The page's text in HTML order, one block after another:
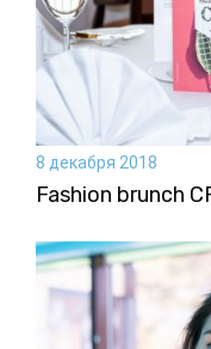
8 декабря 2018
Fashion brunch